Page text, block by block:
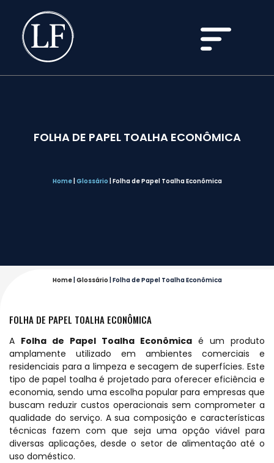
FOLHA DE PAPEL TOALHA ECONÔMICA
Home| Glossário Folha de Papel Toalha Econômica
Home| Glossário Folha de Papel Toalha Econômica
FOLHA DE PAPEL TOALHA ECONÔMICA
A Folha de Papel Toalha Econômica é um produto
amplamente utilizado em ambientes comerciais e
residenciais para a limpeza e secagem de superfícies. Este
tipo de papel toalha é projetado para oferecer eficiência e
economia, sendo uma escolha popular para empresas que
buscam reduzir custos operacionais sem comprometer a
qualidade do serviço. A sua composição e características
técnicas fazem com que seja uma opção viável para
diversas aplicações, desde o setor de alimentação até o
uso doméstico.